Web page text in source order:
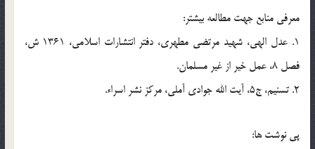
معرفي منابع جهت مطالعه بيشتر:
1. عدل الهي، شهيد مرتضي مطهري، دفتر انتشارات اسلامي، 1361 ش،
فصل 8، عمل خير از غير مسلمان.
2. تسنيم، ج5، آيت الله جوادي آملي، مرکز نشر اسراء.
پي نوشت ها: